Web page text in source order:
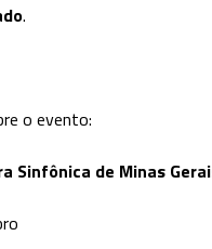
.
o evento:
Sinfônica de Minas